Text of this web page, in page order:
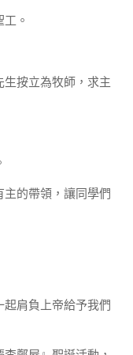
。
生按立為牧師，求主
的帶領，讓同學們
起肩負上帝給予我們